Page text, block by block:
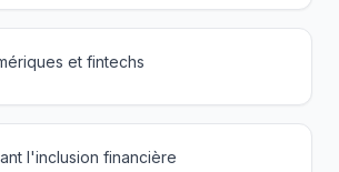
et fintechs
l'inclusion financière